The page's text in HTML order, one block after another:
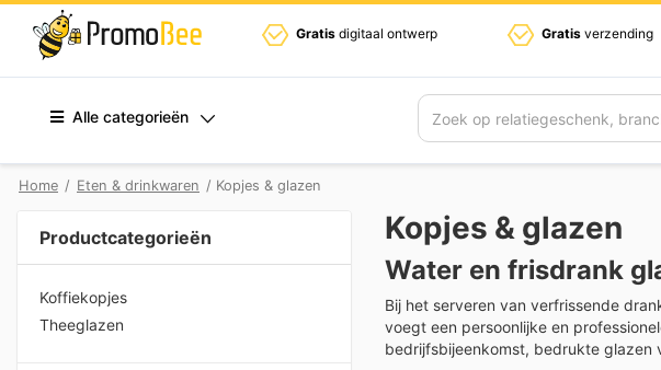
Gratis digitaal ontwerp Gratis verzending
Alle categorieën Zoek
Home / Eten & drinkwaren / Kopjes & glazen
Productcategorieën
Koffiekopjes
Theeglazen
Kopjes & glazen
Water en frisdrank
Bij het serveren van verfrissende
voegt een persoonlijke en
bedrijfsbijeenkomst, bedrukte glazen